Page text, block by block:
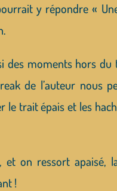
y répondre «
moments hors du
de l’auteur nous
trait épais et les
on ressort apaisé,
!